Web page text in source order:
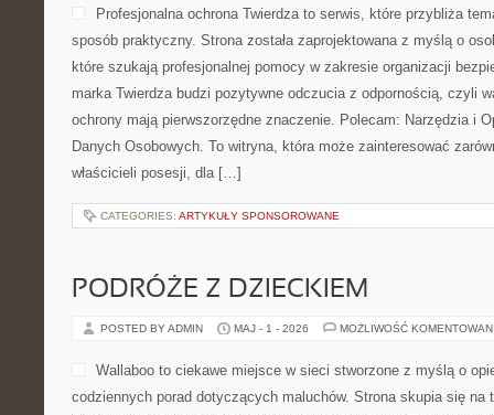
Profesjonalna ochrona Twierdza to serwis, które przybliża
sposób praktyczny. Strona została zaprojektowana z myślą o
które szukają profesjonalnej pomocy w zakresie organizacji
marka Twierdza budzi pozytywne odczucia z odpornością, czyli
ochrony mają pierwszorzędne znaczenie. Polecam: Narzędzia i
Danych Osobowych. To witryna, która może zainteresować
właścicieli posesji, dla […]
CATEGORIES: ARTYKUŁY SPONSOROWANE
PODRÓŻE Z DZIECKIEM
POSTED BY ADMIN MAJ - 1 - 2026 MOŻLIWOŚĆ
Wallaboo to ciekawe miejsce w sieci stworzone z myślą o
codziennych porad dotyczących maluchów. Strona skupia się na